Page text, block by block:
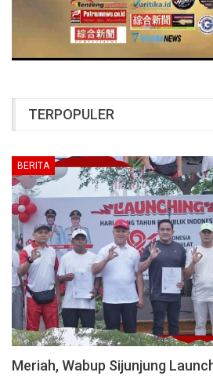
TERPOPULER
BERITA
Meriah, Wabup Sijunjung